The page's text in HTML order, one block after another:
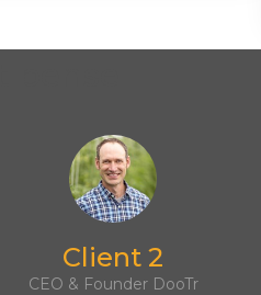
2
DooTr